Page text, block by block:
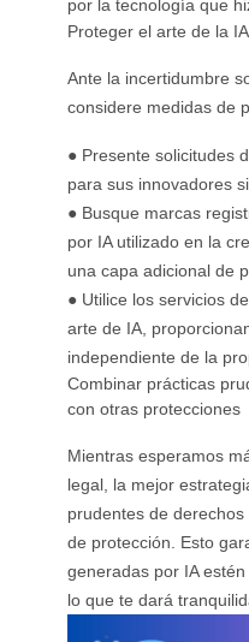
por la tecnología que
Proteger el arte de la
Ante la incertidumbre
considere medidas de
● Presente solicitudes
para sus innovadores
● Busque marcas
por IA utilizado en la
una capa adicional de
● Utilice los servicios
arte de IA,
independiente de la
Combinar prácticas
con otras protecciones
Mientras esperamos
legal, la mejor
prudentes de
de protección. Esto
generadas por IA
lo que te dará